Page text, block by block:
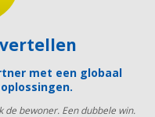
vertellen
met een globaal
de bewoner. Een dubbele win.